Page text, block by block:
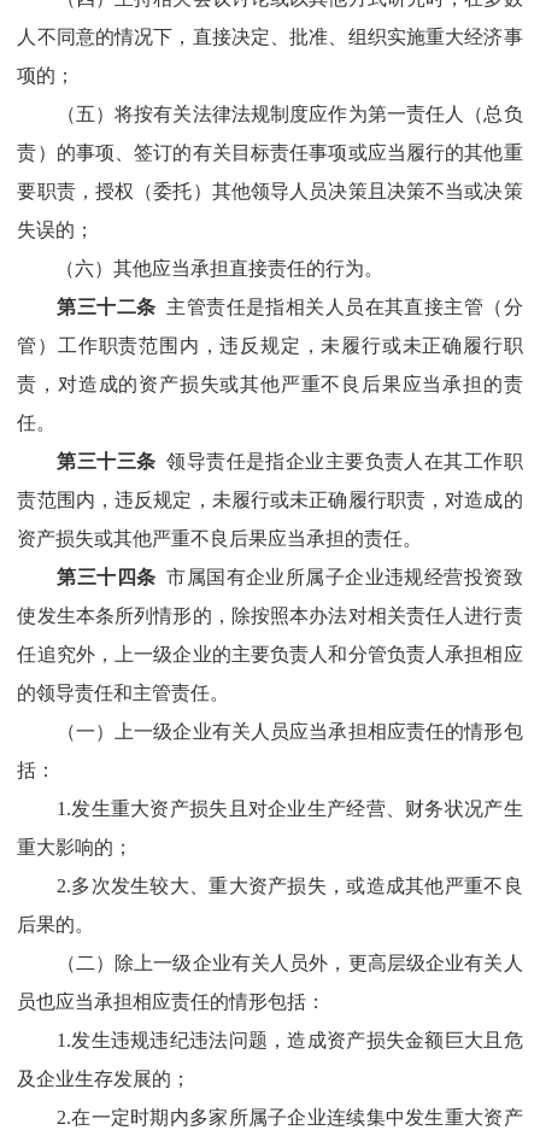
人不同意的情况下，直接决定、批准、组织实施重大经济事
项的；
（五）将按有关法律法规制度应作为第一责任人（总负
责）的事项、签订的有关目标责任事项或应当履行的其他重
要职责，授权（委托）其他领导人员决策且决策不当或决策
失误的；
（六）其他应当承担直接责任的行为。
第三十二条 主管责任是指相关人员在其直接主管（分
管）工作职责范围内，违反规定，未履行或未正确履行职
责，对造成的资产损失或其他严重不良后果应当承担的责
任。
第三十三条 领导责任是指企业主要负责人在其工作职
责范围内，违反规定，未履行或未正确履行职责，对造成的
资产损失或其他严重不良后果应当承担的责任。
第三十 四条 市属国有企业 所属子企业违规经营投资致
使发生本条所列情形的，除按照本办法对相关责任人进行责
任追究外，上一级企业的主要负责人和分管负责人承担相应
的领导责任和主管责任。
（一）
上一级企业有关人员应当承担相应责任的情形包
括：
1.发生重大资产损失且对企业生产经营、财务状况产生
重大影响的；
2.多次发生较大、重大资产损失，或造成其他严重不良
后果的。
（ 二 ）
除上一级企业有关人员外，更高层级企业有关人
员也应当承担相应责任的情形包括：
1.发生违规违纪违法问题，造成资产损失金额巨大且危
及企业生存发展的；
2.在一定时期内多家所属子企业连续集中发生重大资产